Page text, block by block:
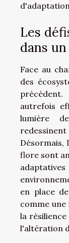
Les
dans
Face au
des
autrefois
lumière
Désormais,
flore sont
en place
comme
la résilience
l'altération